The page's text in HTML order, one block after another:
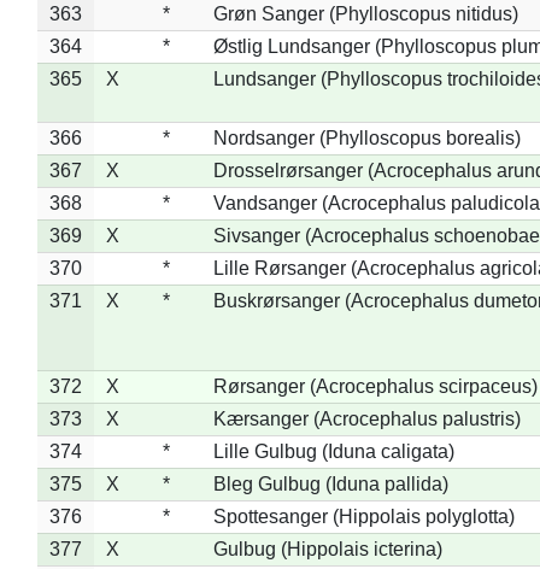
363 *
Grøn Sanger (Phylloscopus nitidus)
364
*
Østlig Lundsanger (Phylloscopus
365
X Lundsanger (Phylloscopus
366 *
Nordsanger (Phylloscopus borealis)
367
X
Drosselrørsanger (Acrocephalus
368
*
Vandsanger (Acrocephalus
369
X
Sivsanger (Acrocephalus
370
*
Lille Rørsanger (Acrocephalus
371
X * Buskrørsanger (Acrocephalus
372 X
Rørsanger (Acrocephalus scirpaceus)
373
X
Kærsanger (Acrocephalus palustris)
374
*
Lille Gulbug (Iduna caligata)
375
X *
Bleg Gulbug (Iduna pallida)
376
*
Spottesanger (Hippolais polyglotta)
377
X
Gulbug (Hippolais icterina)